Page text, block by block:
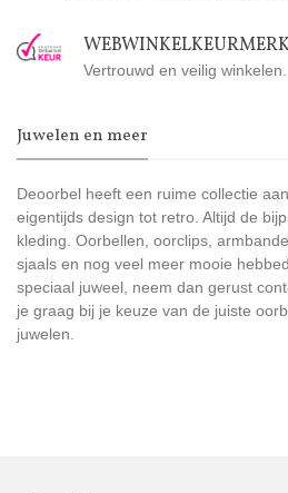
Vertrouwd en veilig winkelen.
Juwelen en meer
Deoorbel heeft een ruime collectie
eigentijds design tot retro. Altijd de
kleding. Oorbellen, oorclips,
sjaals en nog veel meer mooie
speciaal juweel, neem dan gerust
je graag bij je keuze van de juiste
juwelen.